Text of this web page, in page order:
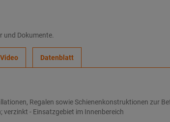
und Dokumente.
Video Datenblatt
Regalen sowie Schienenkonstruktionen zur
verzinkt - Einsatzgebiet im Innenbereich